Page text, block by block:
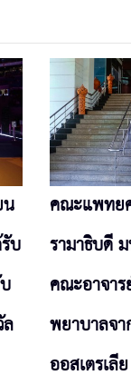
บ
คณะแพทย
รามาธิบดี
คณะอาจา
พยาบาลจา
ออสเตรเลี